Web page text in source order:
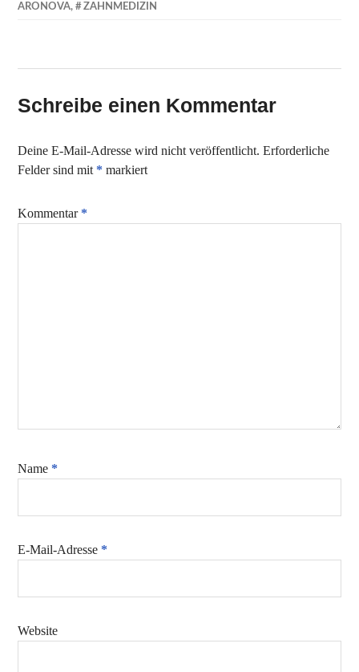
ARONOVA, ZAHNMEDIZIN
Schreibe einen Kommentar
Deine E-Mail-Adresse wird nicht veröffentlicht. Erforderliche
Felder sind mit * markiert
Kommentar *
Name *
E-Mail-Adresse *
Website